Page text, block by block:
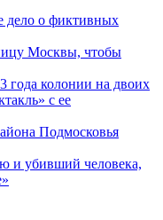
дело о фиктивных
Москвы, чтобы
года колонии на двоих
с ее
Подмосковья
и убивший человека,